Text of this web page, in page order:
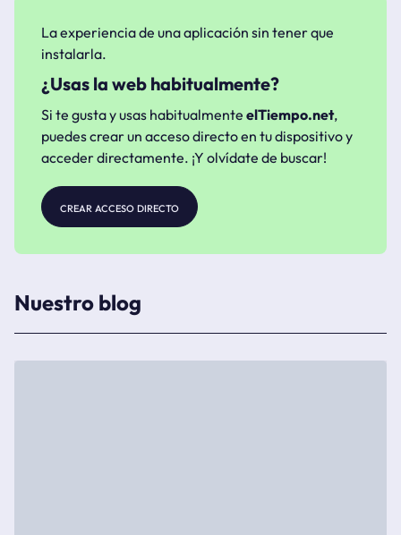
La experiencia de una aplicación sin tener que
instalarla.
¿Usas la web habitualmente?
Si te gusta y usas habitualmente elTiempo.net,
puedes crear un acceso directo en tu dispositivo y
acceder directamente. ¡Y olvídate de buscar!
crear acceso directo
Nuestro blog